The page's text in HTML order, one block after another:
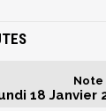
Note
18 Janvier